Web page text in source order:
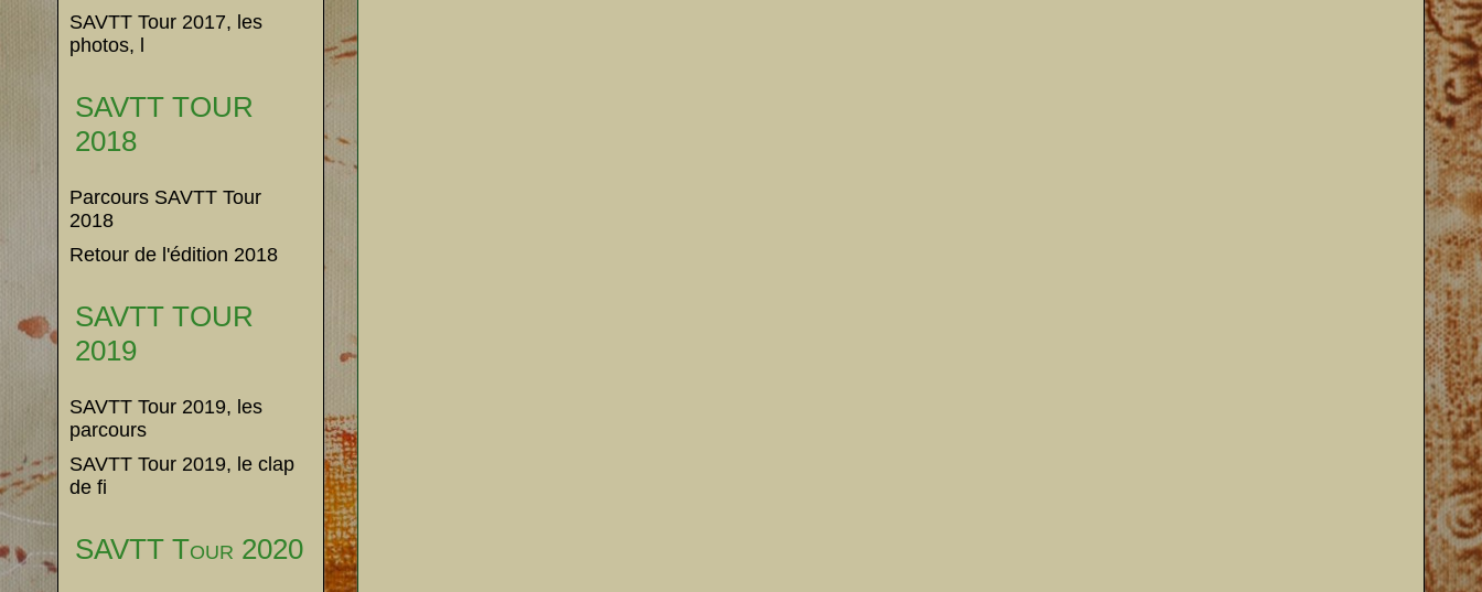
SAVTT Tour 2017, les
photos, l
SAVTT TOUR
2018
Parcours SAVTT Tour
2018
Retour de l'édition 2018
SAVTT TOUR
2019
SAVTT Tour 2019, les
parcours
SAVTT Tour 2019, le clap
de fi
SAVTT Tour 2020